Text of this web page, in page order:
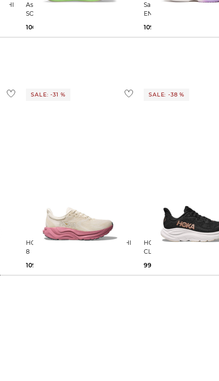
Asics | Damen Laufschuhe
SONICBLAST
106,79 €
Saucony | Damen Laufschuhe
ENDORPHIN SPEED 5
109,95 €
SALE: -31 %
HOKA | Damen Laufschuhe ARAHI
8
109,99 €
SALE: -38 %
HOKA | Damen Laufschuhe
CLIFTON 10
99,99 €